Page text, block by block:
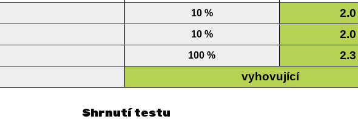
10 % 2.0
10 % 2.0
100 % 2.3
vyhovující
Shrnutí testu